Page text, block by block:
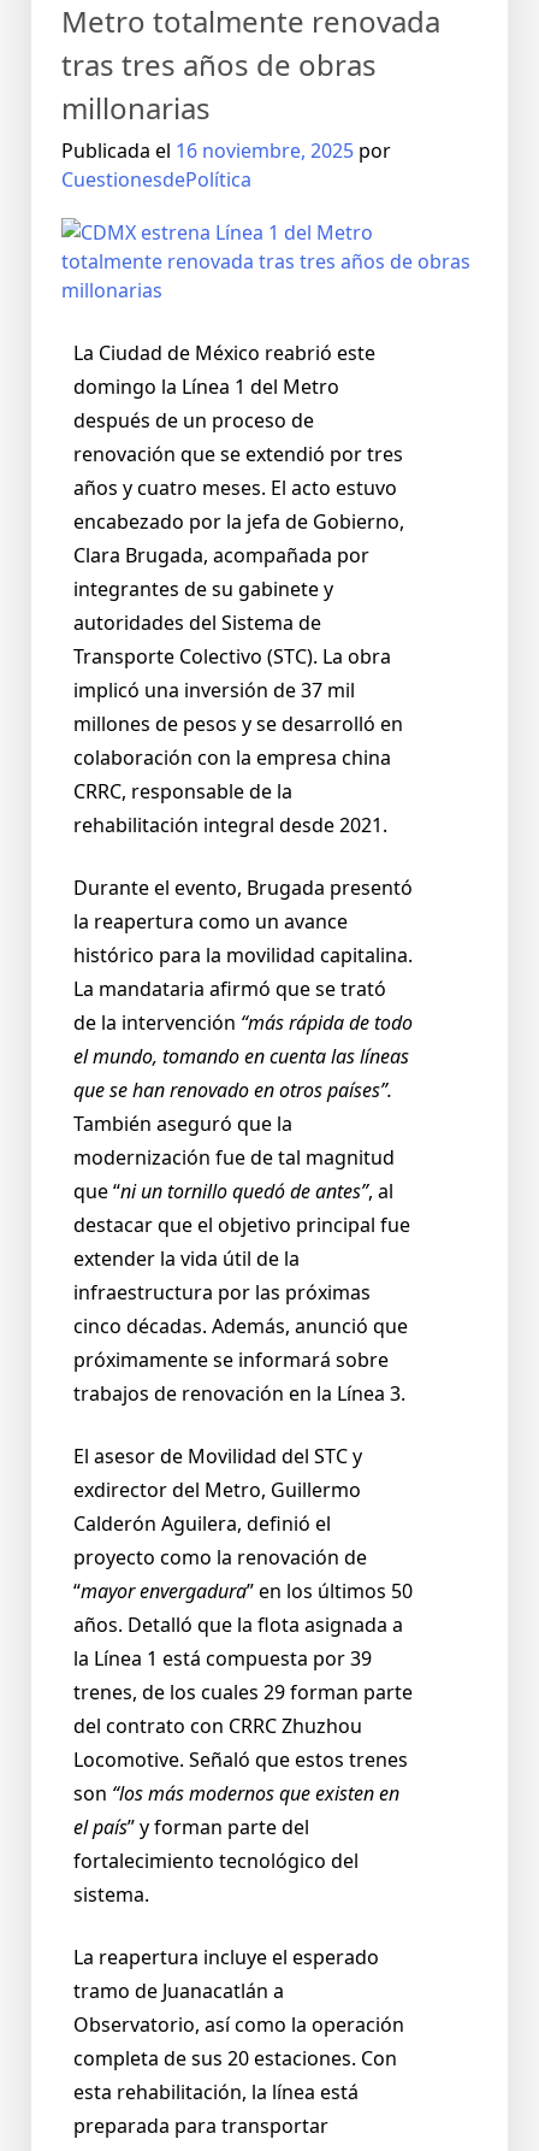
Metro totalmente renovada
tras tres años de obras
millonarias
Publicada el 16 noviembre, 2025 por
CuestionesdePolítica
La Ciudad de México reabrió este
domingo la Línea 1 del Metro
después de un proceso de
renovación que se extendió por tres
años y cuatro meses. El acto estuvo
encabezado por la jefa de Gobierno,
Clara Brugada, acompañada por
integrantes de su gabinete y
autoridades del Sistema de
Transporte Colectivo (STC). La obra
implicó una inversión de 37 mil
millones de pesos y se desarrolló en
colaboración con la empresa china
CRRC, responsable de la
rehabilitación integral desde 2021.
Durante el evento, Brugada presentó
la reapertura como un avance
histórico para la movilidad capitalina.
La mandataria afirmó que se trató
de la intervención “más rápida de todo
el mundo, tomando en cuenta las líneas
que se han renovado en otros países”.
También aseguró que la
modernización fue de tal magnitud
que “ni un tornillo quedó de antes”, al
destacar que el objetivo principal fue
extender la vida útil de la
infraestructura por las próximas
cinco décadas. Además, anunció que
próximamente se informará sobre
trabajos de renovación en la Línea 3.
El asesor de Movilidad del STC y
exdirector del Metro, Guillermo
Calderón Aguilera, definió el
proyecto como la renovación de
“mayor envergadura” en los últimos 50
años. Detalló que la flota asignada a
la Línea 1 está compuesta por 39
trenes, de los cuales 29 forman parte
del contrato con CRRC Zhuzhou
Locomotive. Señaló que estos trenes
son “los más modernos que existen en
el país” y forman parte del
fortalecimiento tecnológico del
sistema.
La reapertura incluye el esperado
tramo de Juanacatlán a
Observatorio, así como la operación
completa de sus 20 estaciones. Con
esta rehabilitación, la línea está
preparada para transportar